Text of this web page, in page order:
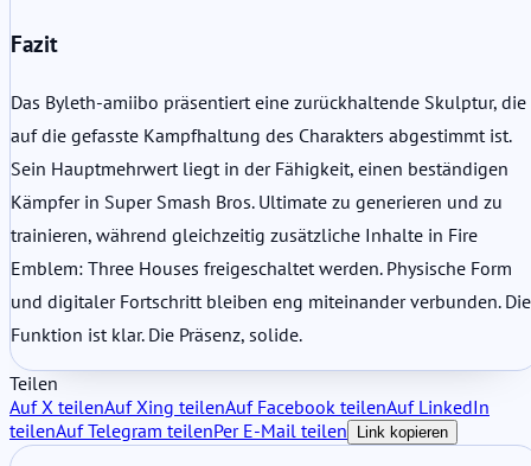
Fazit
Das Byleth-amiibo präsentiert eine zurückhaltende Skulptur, die
auf die gefasste Kampfhaltung des Charakters abgestimmt ist.
Sein Hauptmehrwert liegt in der Fähigkeit, einen beständigen
Kämpfer in Super Smash Bros. Ultimate zu generieren und zu
trainieren, während gleichzeitig zusätzliche Inhalte in Fire
Emblem: Three Houses freigeschaltet werden. Physische Form
und digitaler Fortschritt bleiben eng miteinander verbunden. Die
Funktion ist klar. Die Präsenz, solide.
Teilen
Auf X teilenAuf Xing teilenAuf Facebook teilenAuf LinkedIn
teilenAuf Telegram teilenPer E-Mail teilen Link kopieren